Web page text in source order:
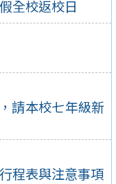
全校返校日
請本校七年級新
程表與注意事項